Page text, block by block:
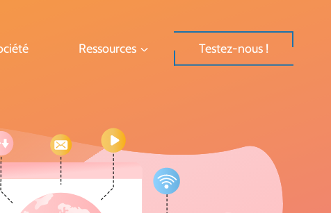
Ressources Testez-nous !